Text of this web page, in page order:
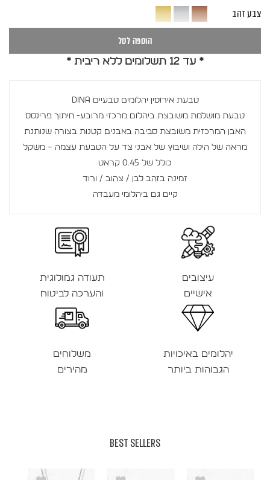
צבע זהב
הוספה לסל
* עד 12 תשלומים ללא ריבית *
טבעת אירוסין יהלומים טבעיים DINA
טבעת מושלמת משובצת ביהלום מרכזי מרובע- חיתוך פרינסס
האבן המרכזית משובצת סביבה באבנים קטנות בצורה שנותנת
מראה של הילה ושיבוץ של אבני צד על הטבעת עצמה – משקל
כולל של 0.45 קראט
זמינה בזהב לבן / צהוב / ורוד
קיים גם ביהלומי מעבדה
עיצובים
אישיים
תעודה גמולוגית
והערכה לביטוח
יהלומים באיכויות
הגבוהות ביותר
משלוחים
מהירים
BEST SELLERS